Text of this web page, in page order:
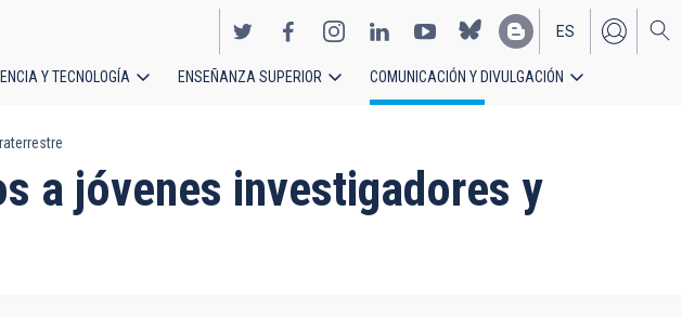
EN
ES
Y TECNOLOGÍA ENSEÑANZA SUPERIOR COMUNICACIÓN Y DIVULGACIÓN
a jóvenes investigadores y